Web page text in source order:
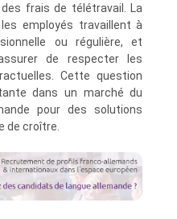
frais de télétravail. La
employés travaillent à
ou régulière, et
de respecter les
Cette question
dans un marché du
pour des solutions
de croître.